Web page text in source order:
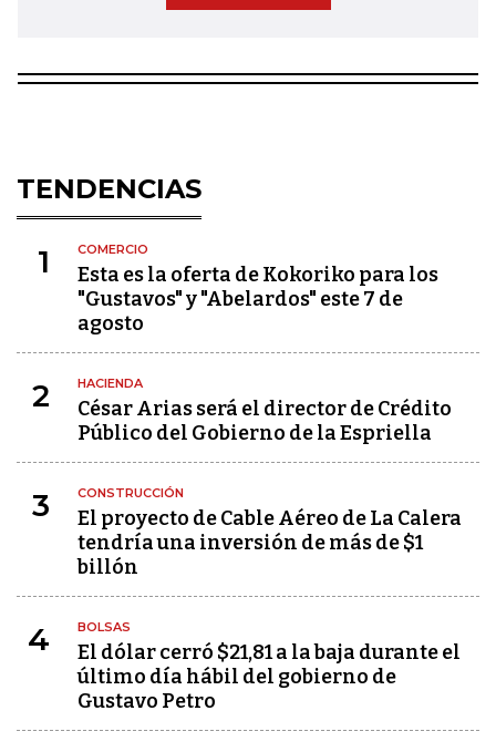
TENDENCIAS
1 COMERCIO
Esta es la oferta de Kokoriko para los
"Gustavos" y "Abelardos" este 7 de
agosto
2 HACIENDA
César Arias será el director de Crédito
Público del Gobierno de la Espriella
3 CONSTRUCCIÓN
El proyecto de Cable Aéreo de La Calera
tendría una inversión de más de $1
billón
4 BOLSAS
El dólar cerró $21,81 a la baja durante el
último día hábil del gobierno de
Gustavo Petro